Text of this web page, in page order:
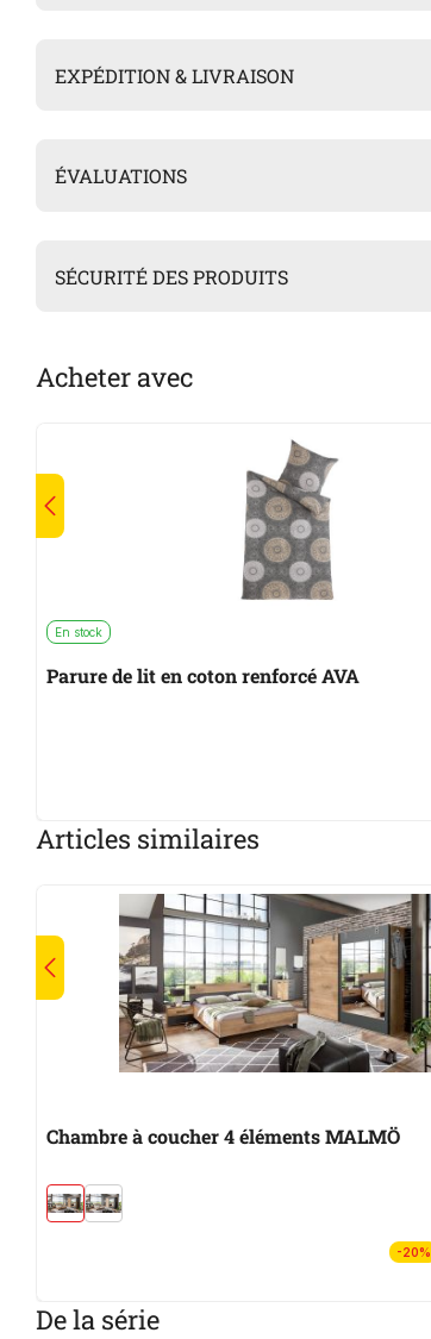
EXPÉDITION & LIVRAISON
ÉVALUATIONS
SÉCURITÉ DES PRODUITS
Acheter avec
En stock
Parure de lit en coton renforcé AVA
Articles similaires
Chambre à coucher 4 éléments MALMÖ
-20%
De la série